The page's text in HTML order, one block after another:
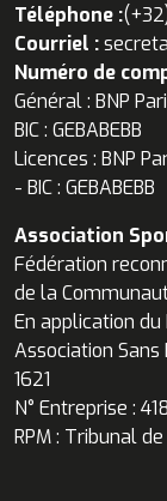
Téléphone :
Courriel :
Numéro de
Général : BNP
BIC : GEBABEBB
Licences : BNP
- BIC : GEBABEBB
Association
Fédération
de la
En application
Association
1621
N° Entreprise :
RPM : Tribunal